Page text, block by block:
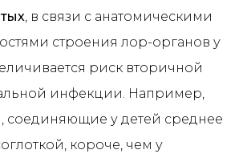
, в связи с анатомическими
строения лор-органов у
риск вторичной
инфекции. Например,
соединяющие у детей среднее
короче, чем у